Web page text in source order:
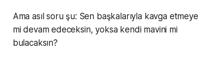
Ama asıl soru şu: Sen başkalarıyla kavga etmeye
mi devam edeceksin, yoksa kendi mavini mi
bulacaksın?